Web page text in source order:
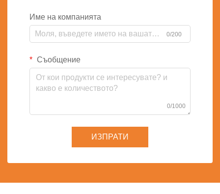
Име на компанията
0/200
Съобщение
0/1000
ИЗПРАТИ